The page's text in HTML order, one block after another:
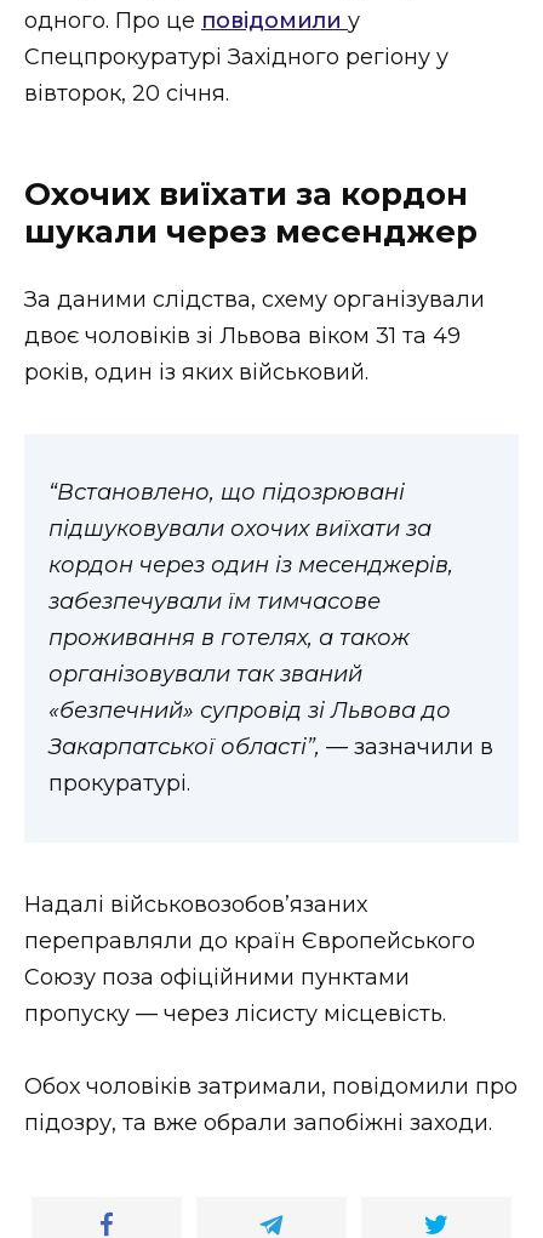
ВІДЕО
одного. Про це повідомили у
Спецпрокуратурі Західного регіону у
вівторок, 20 січня.
Охочих виїхати за кордон
шукали через месенджер
За даними слідства, схему організували
двоє чоловіків зі Львова віком 31 та 49
років, один із яких військовий.
“Встановлено, що підозрювані
підшуковували охочих виїхати за
кордон через один із месенджерів,
забезпечували їм тимчасове
проживання в готелях, а також
організовували так званий
«безпечний» супровід зі Львова до
Закарпатської області”, — зазначили в
прокуратурі.
Надалі військовозобов’язаних
переправляли до країн Європейського
Союзу поза офіційними пунктами
пропуску — через лісисту місцевість.
Обох чоловіків затримали, повідомили про
підозру, та вже обрали запобіжні заходи.